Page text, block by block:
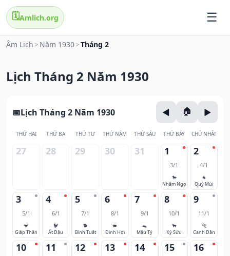
🗓️Amlich.org
Âm Lịch > Năm 1930>Tháng 2
Lịch Tháng 2 Năm 1930
Lịch Tháng 2 Năm 1930
THỨ HAI THỨ BA THỨ TƯ THỨ NĂM THỨ SÁU THỨ BẢY CHỦ NHẬT
27 28 29 30 31 1
3/1
🐎
Nhâm Ngọ
2
4/1
🐐
Quý Mùi
3
5/1
🐒
Giáp Thân
4
6/1
🐓
Ất Dậu
5
7/1
🐕
Bính Tuất
6
8/1
🐖
Đinh Hợi
7
9/1
🐀
Mậu Tý
8
10/1
🐂
Kỷ Sửu
9
11/1
🐅
Canh Dần
10 11 12 13 14 15 16